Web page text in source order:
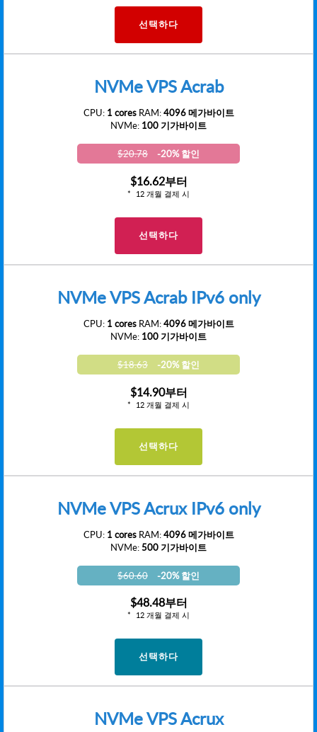
선택하다
NVMe VPS Acrab
CPU: 1 coresRAM:4096 메가바이트
NVMe: 100 기가바이트
$20.78 -20% 할인
$16.62부터
12 개월 결제 시
선택하다
NVMe VPS Acrab IPv6 only
CPU: 1 coresRAM:4096 메가바이트
NVMe: 100 기가바이트
$18.63 -20% 할인
$14.90부터
12 개월 결제 시
선택하다
NVMe VPS Acrux IPv6 only
CPU: 1 coresRAM:4096 메가바이트
NVMe:500 기가바이트
$60.60 -20% 할인
$48.48부터
12 개월 결제 시
선택하다
NVMe VPS Acrux